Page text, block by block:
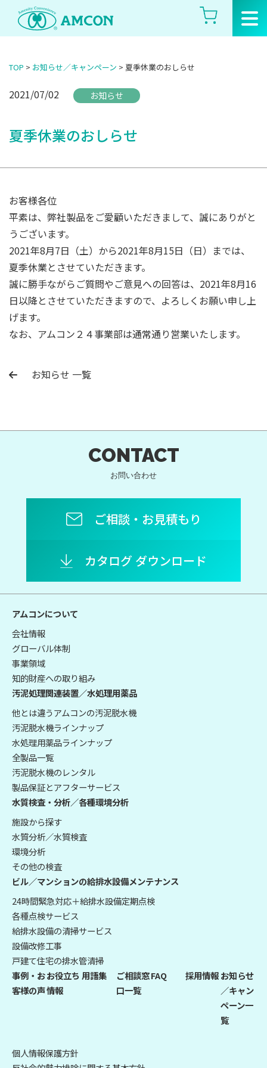
Skip
the
TOP > お知らせ／キャンペーン > 夏季休業のおしらせ
2021/07/02 お知らせ
夏季休業のおしらせ
お客様各位
平素は、弊社製品をご愛顧いただきまして、誠にありがと
うございます。
2021年8月7日（土）から2021年8月15日（日）までは、
夏季休業とさせていただきます。
誠に勝手ながらご質問やご意見への回答は、2021年8月16
日以降とさせていただきますので、よろしくお願い申し上
げます。
なお、アムコン２４事業部は通常通り営業いたします。
お知らせ 一覧
CONTACT
お問い合わせ
ご相談・お見積もり
カタログ ダウンロード
アムコンについて
会社情報
グローバル体制
事業領域
知的財産への取り組み
汚泥処理関連装置／水処理用薬品
他とは違うアムコンの汚泥脱水機
汚泥脱水機ラインナップ
水処理用薬品ラインナップ
全製品一覧
汚泥脱水機のレンタル
製品保証とアフターサービス
水質検査・分析／各種環境分析
施設から探す
水質分析／水質検査
環境分析
その他の検査
ビル／マンションの給排水設備メンテナンス
24時間緊急対応＋給排水設備定期点検
各種点検サービス
給排水設備の清掃サービス
設備改修工事
戸建て住宅の排水管清掃
事例・お
客様の声
お役立ち
情報
用語集
ご相談窓
口一覧
FAQ 採用情報お知らせ
／キャン
ペーン一
覧
個人情報保護方針